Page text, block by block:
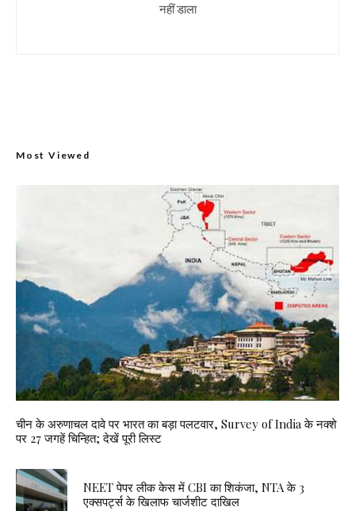
नहीं डाला
Most Viewed
चीन के अरुणाचल दावे पर भारत का बड़ा पलटवार, Survey of India के नक्शे
पर 27 जगहें चिन्हित; देखें पूरी लिस्ट
NEET पेपर लीक केस में CBI का शिकंजा, NTA के 3
एक्सपर्ट्स के खिलाफ चार्जशीट दाखिल